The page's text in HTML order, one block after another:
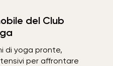
del Club
di yoga pronte,
per affrontare